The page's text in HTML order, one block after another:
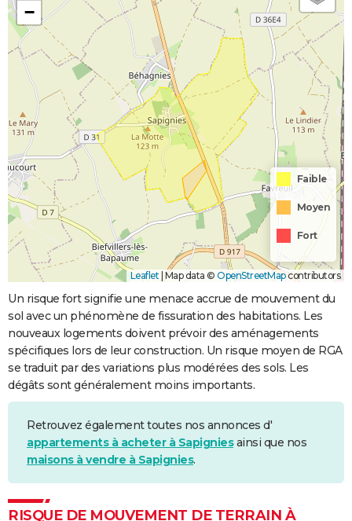
−
Faible
Moyen
Fort
Leaflet Map data © OpenStreetMapcontributors
Un risque fort signifie une menace accrue de mouvement du
sol avec un phénomène de fissuration des habitations. Les
nouveaux logements doivent prévoir des aménagements
spécifiques lors de leur construction. Un risque moyen de RGA
se traduit par des variations plus modérées des sols. Les
dégâts sont généralement moins importants.
Retrouvez également toutes nos annonces d'
appartements à acheter à Sapigniesainsi que nos
maisons à vendre à Sapignies.
RISQUE DE MOUVEMENT DE TERRAIN À